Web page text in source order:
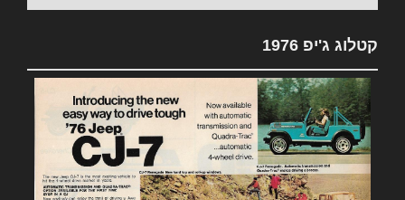
קטלוג ג'יפ 1976